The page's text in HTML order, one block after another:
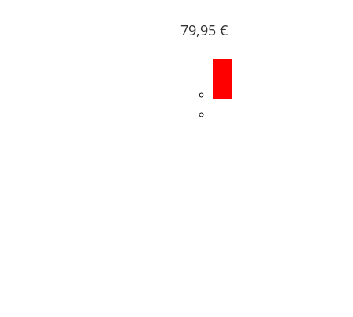
79,95 €